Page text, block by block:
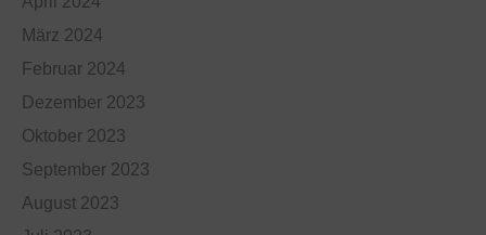
März 2024
Februar 2024
Dezember 2023
Oktober 2023
September 2023
August 2023